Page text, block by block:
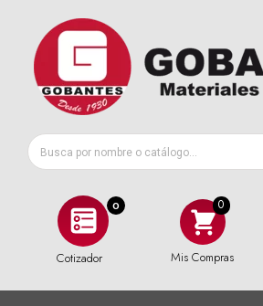
0
Cotizador Mis Compras